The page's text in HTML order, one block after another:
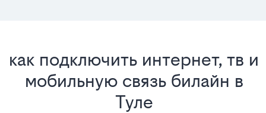
как подключить интернет, тв и
мобильную связь билайн в
Туле